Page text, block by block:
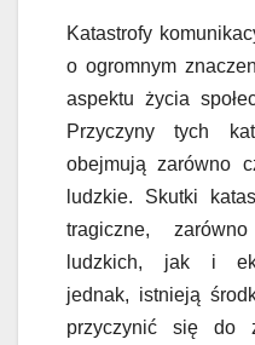
Katastrofy
o ogromnym
aspektu życia
Przyczyny tych
obejmują zarówno
ludzkie. Skutki
tragiczne,
ludzkich, jak i
jednak, istnieją
przyczynić się do